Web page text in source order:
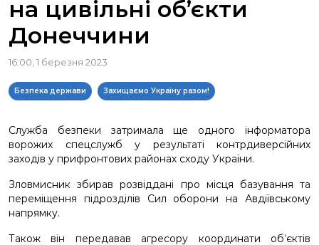
на цивільні об’єкти
Донеччини
16:00, 1 березня 2023
Безпека держави Захищаємо Україну разом!
Служба безпеки затримала ще одного інформатора
ворожих спецслужб у результаті контрдиверсійних
заходів у прифронтових районах сходу України.
Зловмисник збирав розвіддані про місця базування та
переміщення підрозділів Сил оборони на Авдіївському
напрямку.
Також він передавав агресору координати об’єктів